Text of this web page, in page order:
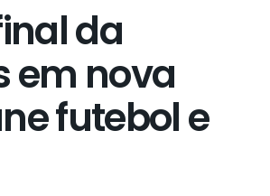
da
em nova
futebol e